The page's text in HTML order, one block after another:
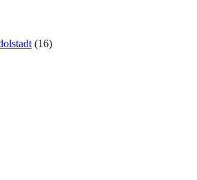
(16)